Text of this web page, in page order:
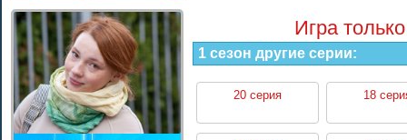
Игра
1 сезон другие серии:
20 серия 18